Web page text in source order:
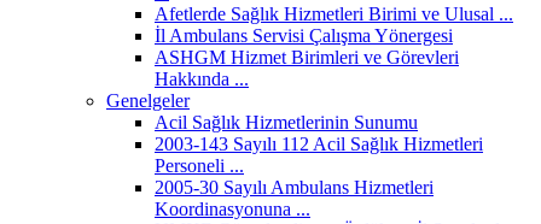
Afetlerde Sağlık Hizmetleri Birimi ve Ulusal ...
İl Ambulans Servisi Çalışma Yönergesi
ASHGM Hizmet Birimleri ve Görevleri
Hakkında ...
Genelgeler
Acil Sağlık Hizmetlerinin Sunumu
2003-143 Sayılı 112 Acil Sağlık Hizmetleri
Personeli ...
2005-30 Sayılı Ambulans Hizmetleri
Koordinasyonuna ...